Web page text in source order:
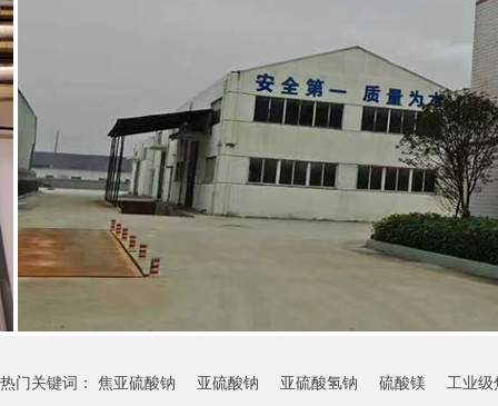
热门关键词： 焦亚硫酸钠 亚硫酸钠 亚硫酸氢钠 硫酸镁 工业